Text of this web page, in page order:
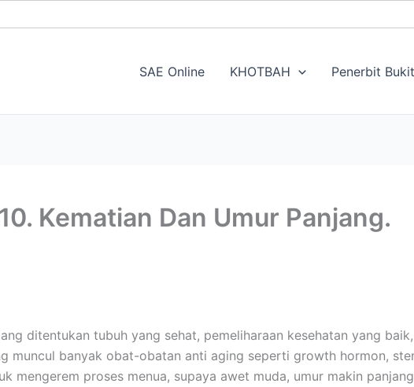
SAE Online KHOTBAH Penerbit
Kematian Dan Umur Panjang.
ditentukan tubuh yang sehat, pemeliharaan kesehatan yang
muncul banyak obat-obatan anti aging seperti growth hormon,
mengerem proses menua, supaya awet muda, umur makin